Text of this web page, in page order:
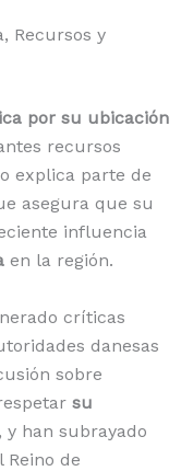
Recursos y
por su ubicación
recursos
explica parte de
asegura que su
influencia
en la región.
críticas
danesas
sobre
su
, y han subrayado
de